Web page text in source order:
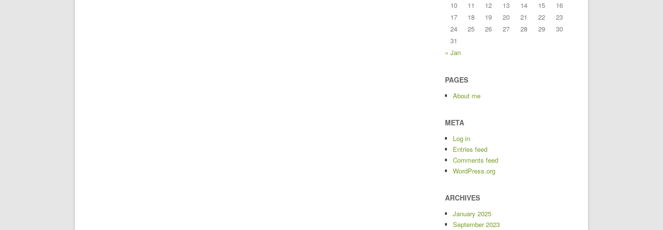
10
11 12 13 14 15
16
17
18 19 20 21 22
23
24
25 26 27 28 29
30
31
« Jan
PAGES
About me
META
Log in
Entries feed
Comments feed
WordPress.org
ARCHIVES
January 2025
September 2023